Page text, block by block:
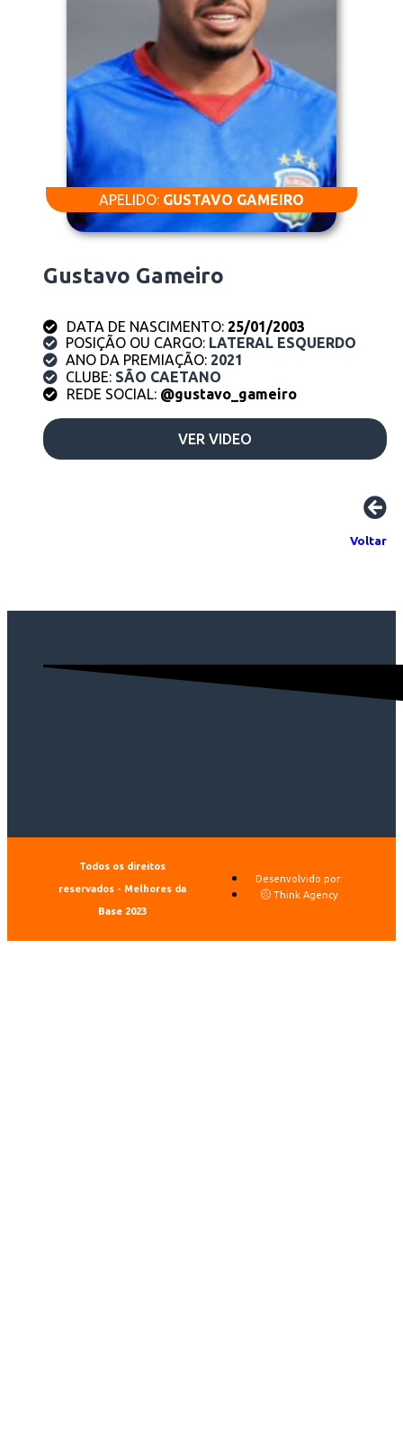
APELIDO: GUSTAVO GAMEIRO
Gustavo Gameiro
DATA DE NASCIMENTO: 25/01/2003
POSIÇÃO OU CARGO: LATERAL ESQUERDO
ANO DA PREMIAÇÃO: 2021
CLUBE: SÃO CAETANO
REDE SOCIAL: @gustavo_gameiro
VER VIDEO
Voltar
Todos os direitos
reservados - Melhores da
Base 2023
Desenvolvido por:
Think Agency